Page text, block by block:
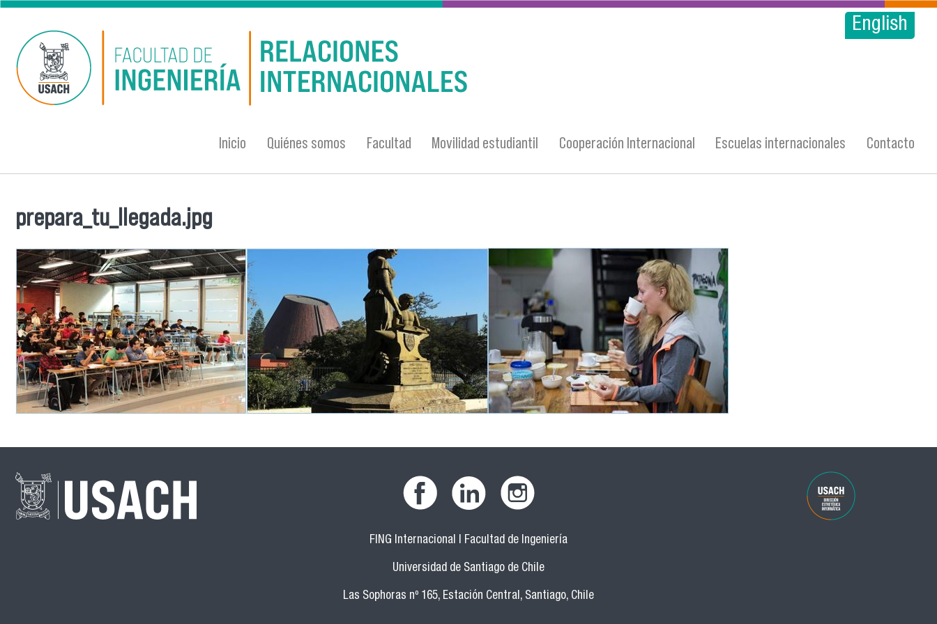
Pasar al contenido principal
English
Inicio Quiénes somos Facultad Movilidad estudiantil Cooperación Internacional Escuelas internacionales Contacto
Se encuentra usted aquí
prepara_tu_llegada.jpg
FING Internacional | Facultad de Ingeniería
Universidad de Santiago de Chile
Las Sophoras nº 165, Estación Central, Santiago, Chile